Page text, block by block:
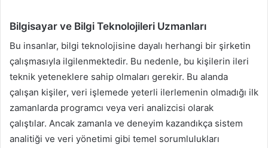
Bilgisayar ve Bilgi Teknolojileri Uzmanları
Bu insanlar, bilgi teknolojisine dayalı herhangi bir şirketin
çalışmasıyla ilgilenmektedir. Bu nedenle, bu kişilerin ileri
teknik yeteneklere sahip olmaları gerekir. Bu alanda
çalışan kişiler, veri işlemede yeterli ilerlemenin olmadığı ilk
zamanlarda programcı veya veri analizcisi olarak
çalıştılar. Ancak zamanla ve deneyim kazandıkça sistem
analitiği ve veri yönetimi gibi temel sorumlulukları